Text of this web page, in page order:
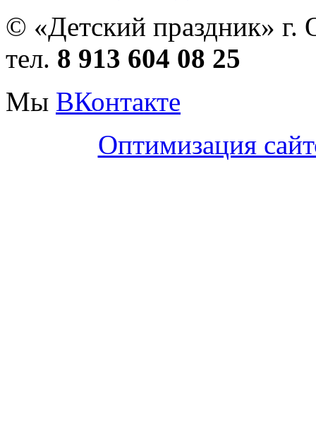
© «Детский праздник» г.
тел. 8 913 604 08 25
Мы ВКонтакте
Оптимизация